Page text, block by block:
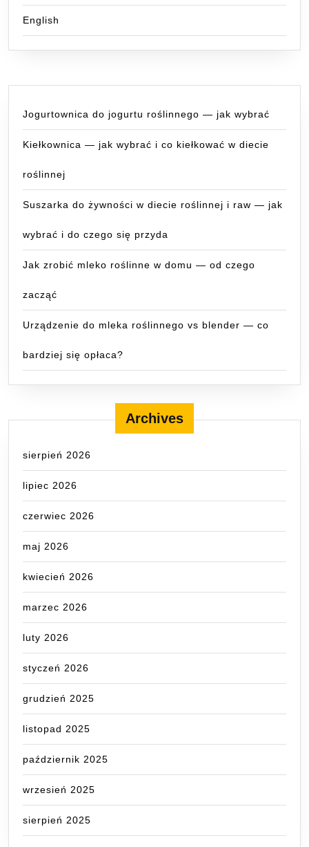
English
Jogurtownica do jogurtu roślinnego — jak wybrać
Kiełkownica — jak wybrać i co kiełkować w diecie
roślinnej
Suszarka do żywności w diecie roślinnej i raw — jak
wybrać i do czego się przyda
Jak zrobić mleko roślinne w domu — od czego
zacząć
Urządzenie do mleka roślinnego vs blender — co
bardziej się opłaca?
Archives
sierpień 2026
lipiec 2026
czerwiec 2026
maj 2026
kwiecień 2026
marzec 2026
luty 2026
styczeń 2026
grudzień 2025
listopad 2025
październik 2025
wrzesień 2025
sierpień 2025